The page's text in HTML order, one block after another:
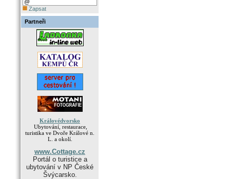
Zapsat
Partneři
Královédvorsko
Ubytování, restaurace,
turistika ve Dvoře Králové n.
L. a okolí.
www.Cottage.cz
Portál o turistice a
ubytování v NP České
Švýcarsko.